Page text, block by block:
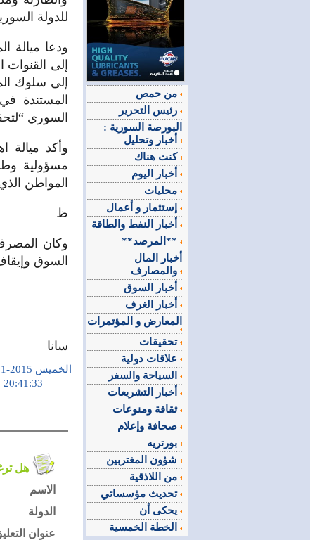
للدولة
ودعا ميالة
إلى
إلى سلوك
المستندة
السوري
وأكد ميالة
مسؤولية
المواطن
ظ
وكان
السوق
سانا
الخميس 2015-11-12
هل ترغب في التعليق على الموضوع ؟
الاسم
الدولة
عنوان
البورصة السورية :
كنت هناك
**المرصد**
أخبار المال
المعارض و المؤتمرات
تحقيقات
ثقافة ومنوعات
تحديث مؤسساتي